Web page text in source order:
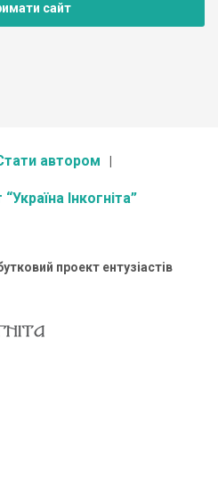
сайт
автором
Інкогніта”
проект ентузіастів